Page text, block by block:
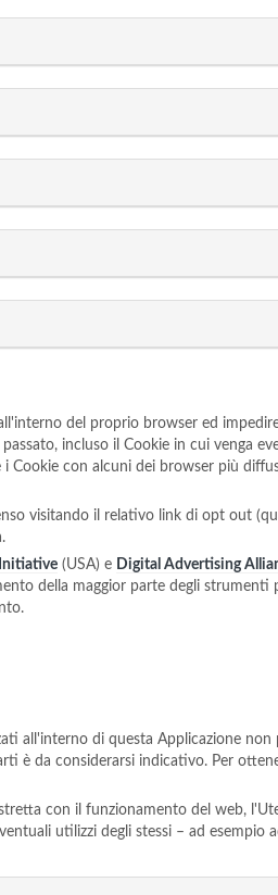
del proprio browser ed
incluso il Cookie in cui venga
Cookie con alcuni dei browser più
visitando il relativo link di opt out
(USA) e Digital Advertising
della maggior parte degli strumenti
all'interno di questa Applicazione non
è da considerarsi indicativo. Per
con il funzionamento del web,
utilizzi degli stessi – ad esempio